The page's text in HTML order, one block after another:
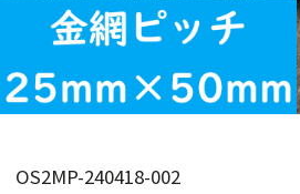
OS2MP-240418-002